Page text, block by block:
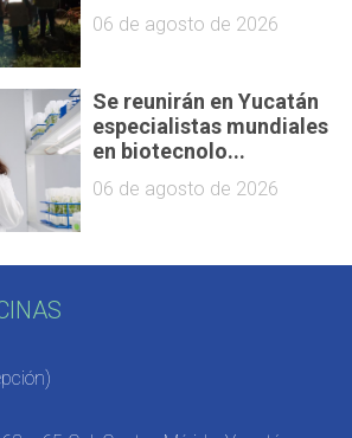
06 de agosto de 2026
Se reunirán en Yucatán
especialistas mundiales
en biotecnolo...
06 de agosto de 2026